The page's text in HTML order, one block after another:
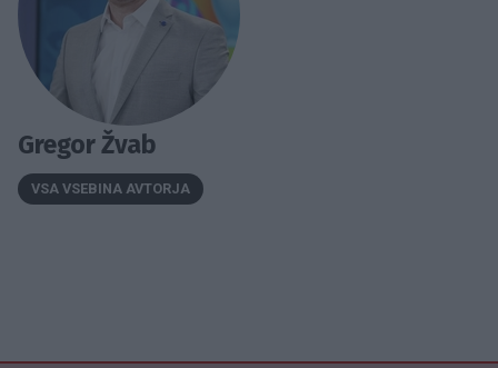
Gregor Žvab
VSA VSEBINA AVTORJA